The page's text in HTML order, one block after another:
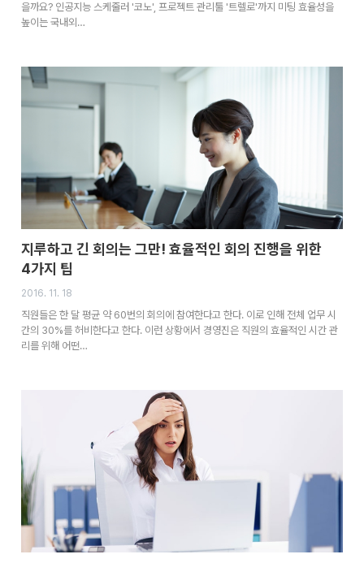
을까요? 인공지능 스케줄러 '코노', 프로젝트 관리툴 '트렐로'까지 미팅 효율성을
높이는 국내외…
지루하고 긴 회의는 그만! 효율적인 회의 진행을 위한
4가지 팁
2016. 11. 18
직원들은 한 달 평균 약 60번의 회의에 참여한다고 한다. 이로 인해 전체 업무 시
간의 30%를 허비한다고 한다. 이런 상황에서 경영진은 직원의 효율적인 시간 관
리를 위해 어떤…